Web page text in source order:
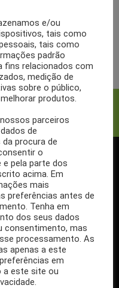
Facebook, não espere mais!
gratuitamente os
e/ou
tais como
tais como
padrão
fins relacionados com
medição de
sobre o público,
produtos.
parceiros
de
procura de
o
pela parte dos
acima. Em
mais
preferências antes de
Tenha em
dos seus dados
consentimento, mas
processamento. As
apenas a este
em
a este site ou